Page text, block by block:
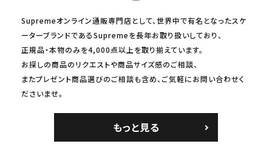
Supremeオンライン通販専門店として、世界中で有名となったスケ
ーターブランドであるSupremeを長年お取り扱いしており、
正規品・本物のみを4,000点以上を取り揃えています。
お探しの商品のリクエストや商品サイズ感のご相談、
またプレゼント商品選びのご相談も含め、ご気軽にお問い合わせく
ださいませ。
もっと見る